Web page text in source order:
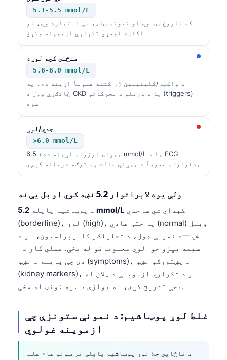
5.1-5.5 mmol/L
که ناروغ ښه وي او نمونه ښایي بې اعتباره وي، نو
اکثره لومړی تکراري ازموینه وکړئ
منځنۍ کچه لوړه
5.6-6.0 mmol/L
د ډاکټر/کلینیسین ژر کتنه عموماً اړینه ده، په
ځانګړي ډول د CKD یا د درملو د محرکاتو (triggers)
سره
جدي/لوړ
>6.0 mmol/L
بیړنۍ ارزونه اړینه ده؛ 6.5 mmol/L یا د ECG
بدلونونه عموماً د بیړني حالت په توګه درملنه کېږي
ولې یوه لابراتوار 5.2 نښه کوي او بل یې نه
د پوټاشیم پایله 5.2 mmol/L
(borderline)، لوړ (high)، یا حتی عادي (normal) وبلل
شي—د نمونې ډول، د تحلیلګر کالیبراسیون، او د
سیمه ییزو حوالوي معلوماتو له مخې. عملي کار دا
دی چې پایله د نښو (symptoms)، د پښتورګو نښو
(kidney markers)، او د تکراري ازموینې د پلان له
مخې تشریح کړئ، نه یوازې د سره فونټ له مخې.
غلط لوړ پوټاشیم: د نمونې ستونزې چې
ازموینه غولوي
د ناڅاپي جلا لوړ پوټاشیم پایلې تر ټولو عام علت